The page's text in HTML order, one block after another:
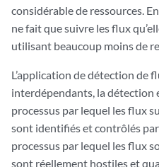
considérable de ressources.
ne fait que suivre les flux
utilisant beaucoup moins de
L’application de détection de
interdépendants, la détection
processus par lequel les flux
sont identifiés et contrôlés
processus par lequel les flux
sont réellement hostiles et